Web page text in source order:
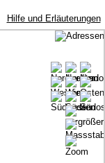
Hilfe und Erläuterungen